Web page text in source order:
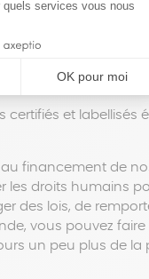
certifiés et labellisés
financement de
les droits humains
des lois, de
vous pouvez
un peu plus de la